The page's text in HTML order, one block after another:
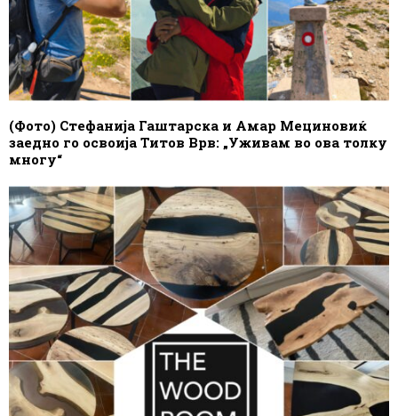
(Фото) Стефанија Гаштарска и Амар Мециновиќ
заедно го освоија Титов Врв: „Уживам во ова толку
многу“